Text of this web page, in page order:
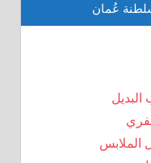
عُمان
البديل
الملابس